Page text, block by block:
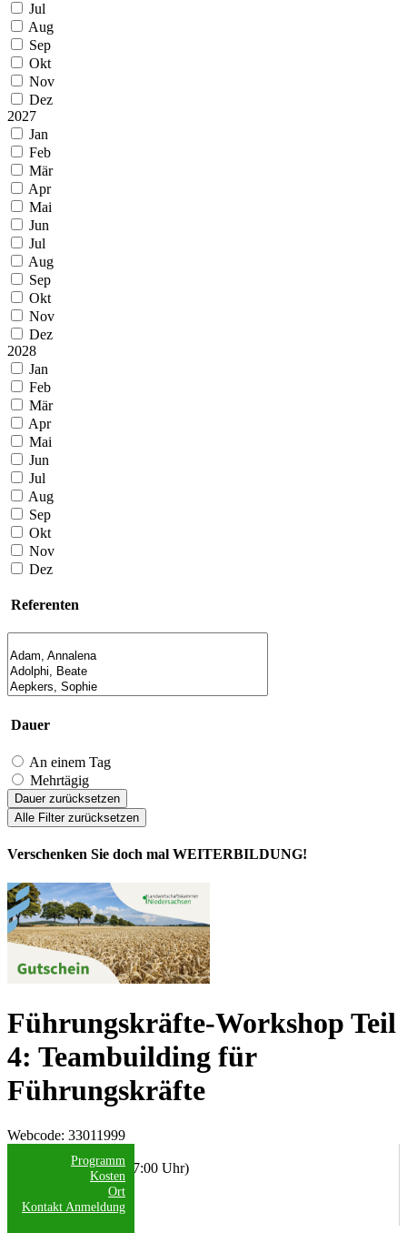
Jul
Aug
Sep
Okt
Nov
Dez
2027
Jan
Feb
Mär
Apr
Mai
Jun
Jul
Aug
Sep
Okt
Nov
Dez
2028
Jan
Feb
Mär
Apr
Mai
Jun
Jul
Aug
Sep
Okt
Nov
Dez
Referenten
Dauer
An einem Tag
Mehrtägig
Dauer zurücksetzen
Alle Filter zurücksetzen
Verschenken Sie doch mal WEITERBILDUNG!
Führungskräfte-Workshop Teil
4: Teambuilding für
Führungskräfte
Webcode: 33011999
Programm
Kosten
Ort
Kontakt Anmeldung
24.09.2026 (09:00 - 17:00 Uhr)
Anmeldeschluss:
09.09.2026